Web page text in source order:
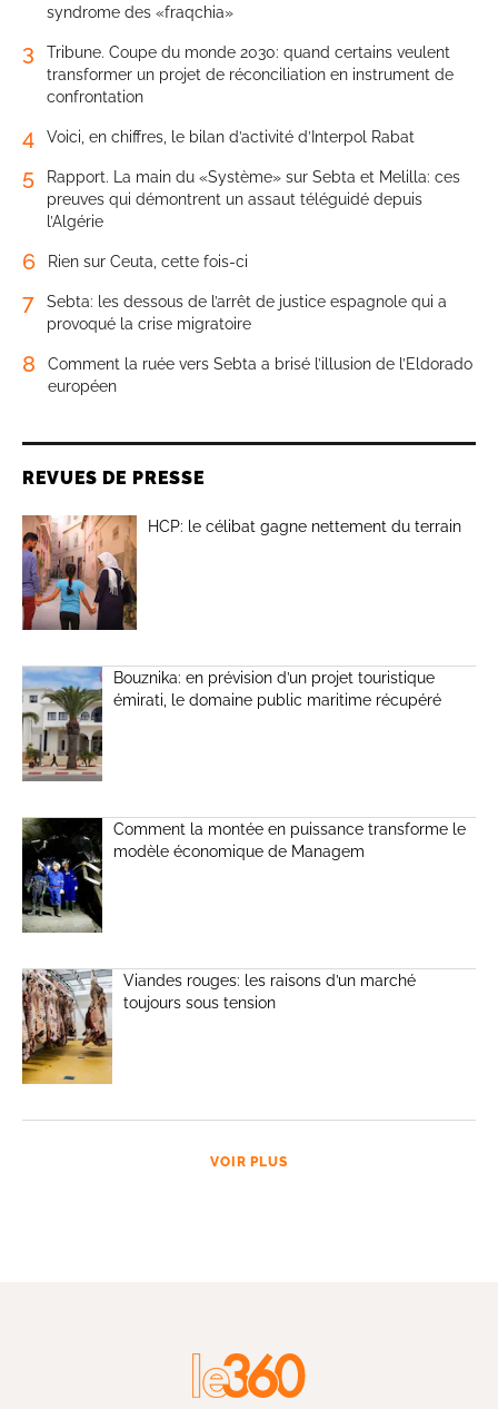
syndrome des «fraqchia»
3
Tribune. Coupe du monde 2030: quand certains veulent
transformer un projet de réconciliation en instrument de
confrontation
4 Voici, en chiffres, le bilan d’activité d’Interpol Rabat
5
Rapport. La main du «Système» sur Sebta et Melilla: ces
preuves qui démontrent un assaut téléguidé depuis
l’Algérie
6 Rien sur Ceuta, cette fois-ci
7
Sebta: les dessous de l’arrêt de justice espagnole qui a
provoqué la crise migratoire
8
Comment la ruée vers Sebta a brisé l’illusion de l’Eldorado
européen
REVUES DE PRESSE
HCP: le célibat gagne nettement du terrain
Bouznika: en prévision d’un projet touristique
émirati, le domaine public maritime récupéré
Comment la montée en puissance transforme le
modèle économique de Managem
Viandes rouges: les raisons d’un marché
toujours sous tension
VOIR PLUS